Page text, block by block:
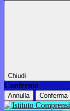
Chiudi
Conferma
Annulla Conferma